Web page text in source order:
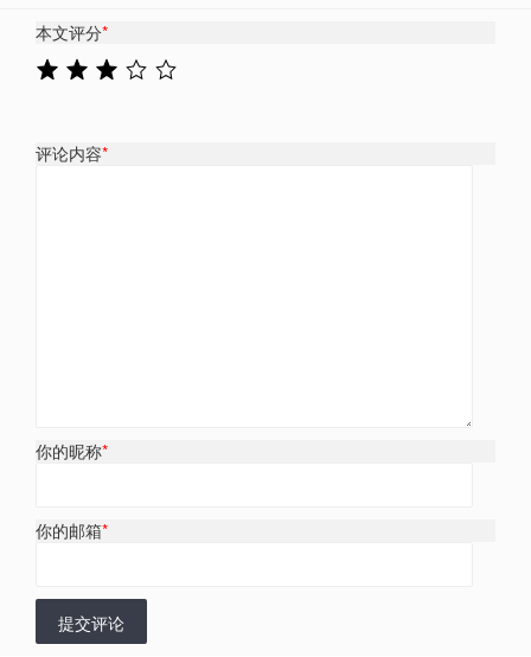
本文评分*
评论内容*
你的昵称*
你的邮箱*
提交评论